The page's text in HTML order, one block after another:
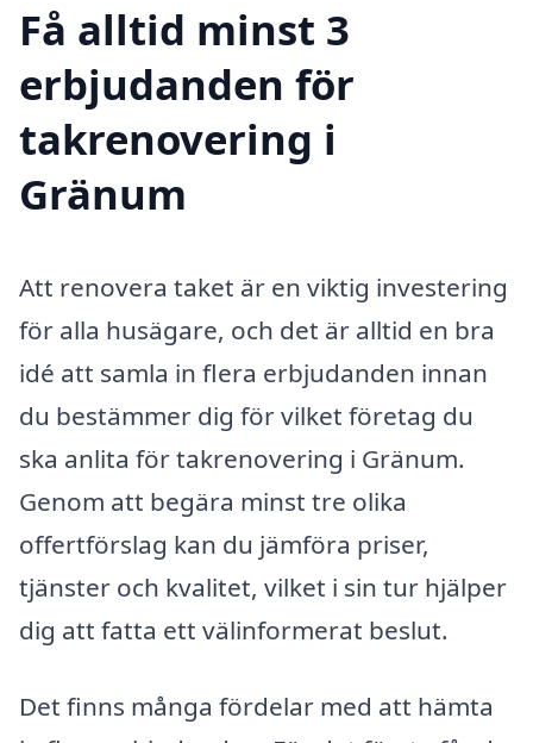
Få alltid minst 3
erbjudanden för
takrenovering i
Gränum
Att renovera taket är en viktig investering
för alla husägare, och det är alltid en bra
idé att samla in flera erbjudanden innan
du bestämmer dig för vilket företag du
ska anlita för takrenovering i Gränum.
Genom att begära minst tre olika
offertförslag kan du jämföra priser,
tjänster och kvalitet, vilket i sin tur hjälper
dig att fatta ett välinformerat beslut.
Det finns många fördelar med att hämta